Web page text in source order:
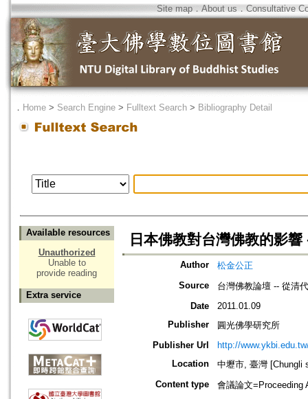
Site map．About us ． Consultative
． Home > Search Engine > Fulltext Search > Bibliography Detail
Available resources
Unauthorized
Unable to
provide reading
Extra service
日本佛教對台灣佛教的影
Author
松金公正
Source
台灣佛教論壇 -- 從清
Date
2011.01.09
Publisher
圓光佛學研究所
Publisher Url
http://
Location
中壢市, 臺灣 [Chungli
Content type
會議論文=Proceeding